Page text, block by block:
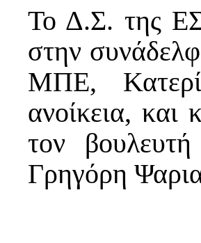
Το Δ.Σ. της
στην
ΜΠΕ,
ανοίκεια, και
τον
Γρηγόρη